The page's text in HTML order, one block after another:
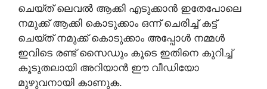
ചെയ്ത് ലെവൽ ആക്കി എടുക്കാൻ ഇതേപോലെ
നമുക്ക് ആക്കി കൊടുക്കാം ഒന്ന് ചെരിച്ച് കട്ട്
ചെയ്ത് നമുക്ക് കൊടുക്കാം അപ്പോൾ നമ്മൾ
ഇവിടെ രണ്ട് സൈഡും കൂടെ ഇതിനെ കുറിച്ച്
കൂടുതലായി അറിയാൻ ഈ വീഡിയോ
മുഴുവനായി കാണുക.